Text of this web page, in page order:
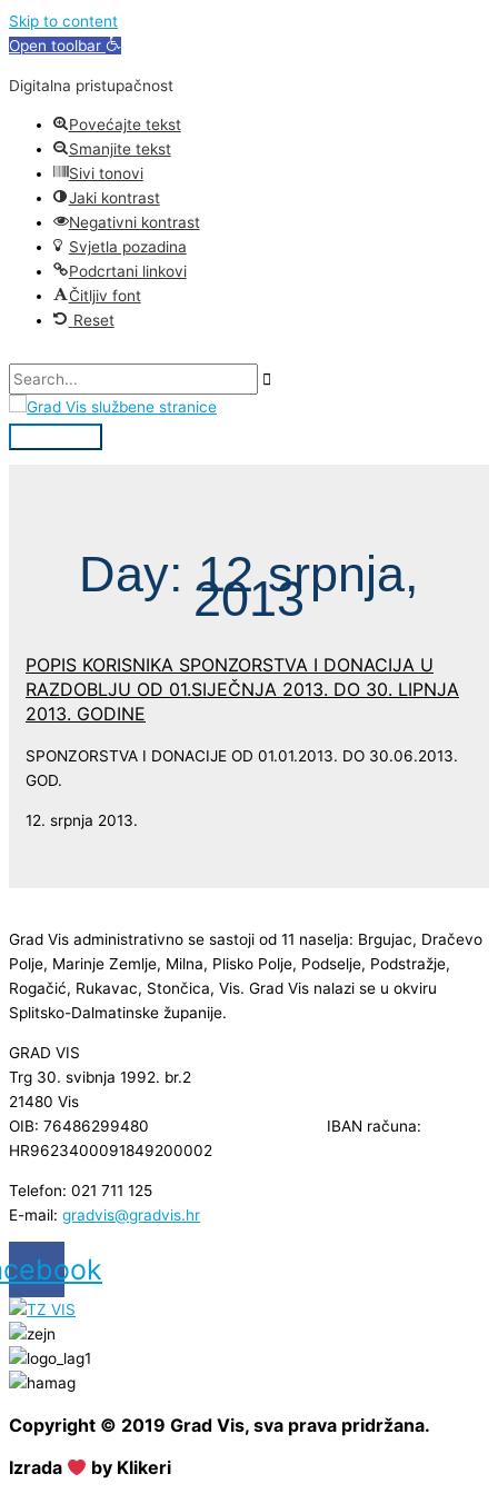
Skip to content
Open toolbar
Digitalna pristupačnost
Povećajte tekst
Smanjite tekst
Sivi tonovi
Jaki kontrast
Negativni kontrast
Svjetla pozadina
Podcrtani linkovi
Čitljiv font
Reset
Skip
to
content
Search...
Menu
Day: 12 srpnja,
2013
POPIS KORISNIKA SPONZORSTVA I DONACIJA U
RAZDOBLJU OD 01.SIJEČNJA 2013. DO 30. LIPNJA
2013. GODINE
SPONZORSTVA I DONACIJE OD 01.01.2013. DO 30.06.2013.
GOD.
12. srpnja 2013.
Grad Vis administrativno se sastoji od 11 naselja: Brgujac, Dračevo
Polje, Marinje Zemlje, Milna, Plisko Polje, Podselje, Podstražje,
Rogačić, Rukavac, Stončica, Vis. Grad Vis nalazi se u okviru
Splitsko-Dalmatinske županije.
GRAD VIS
Trg 30. svibnja 1992. br.2
21480 Vis
OIB: 76486299480 IBAN računa:
HR9623400091849200002
Telefon: 021 711 125
E-mail: gradvis@gradvis.hr
Copyright © 2019 Grad Vis, sva prava pridržana.
Izrada
by Klikeri